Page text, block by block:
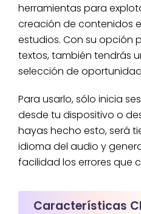
herramientas para
creación de contenidos
estudios. Con su opción
textos, también tendrás
selección de
Para usarlo, sólo inicia
desde tu dispositivo o
hayas hecho esto, será
idioma del audio y
facilidad los errores que
Características